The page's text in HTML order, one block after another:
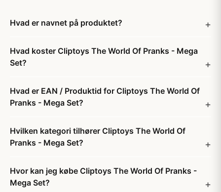
Hvad er navnet på produktet?
Hvad koster Cliptoys The World Of Pranks - Mega
Set?
Hvad er EAN / Produktid for Cliptoys The World Of
Pranks - Mega Set?
Hvilken kategori tilhører Cliptoys The World Of
Pranks - Mega Set?
Hvor kan jeg købe Cliptoys The World Of Pranks -
Mega Set?